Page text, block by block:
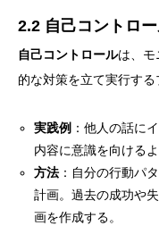
2.2 自己コントロ
自己コントロールは、モ
的な対策を立て実行する
実践例 ：他人の話に
内容に意識を向ける
方法 ：自分の行動パ
計画。過去の成功や
画を作成する。